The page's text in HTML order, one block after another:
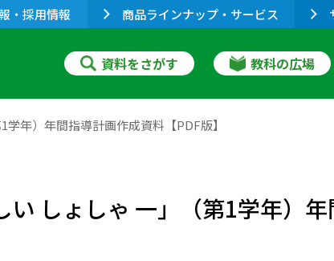
・採用情報 商品ラインナップ・サービス
資料をさがす 教科の広場
年）年間指導計画作成資料【PDF版】
しょしゃ 一」（第1学年）年